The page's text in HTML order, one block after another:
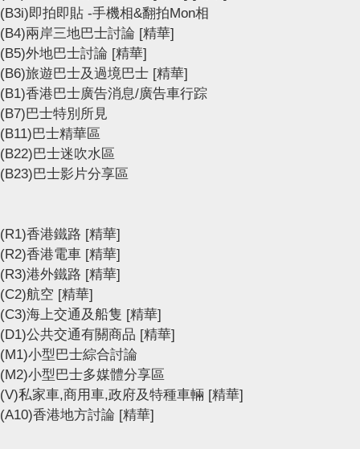
(B3i)即拍即貼 -手機相&翻拍Mon相
(B4)兩岸三地巴士討論 [精華]
(B5)外地巴士討論 [精華]
(B6)旅遊巴士及過境巴士 [精華]
(B1)香港巴士廣告消息/廣告車行踪
(B7)巴士特別所見
(B11)巴士精華區
(B22)巴士迷吹水區
(B23)巴士影片分享區
(R1)香港鐵路 [精華]
(R2)香港電車 [精華]
(R3)港外鐵路 [精華]
(C2)航空 [精華]
(C3)海上交通及船隻 [精華]
(D1)公共交通有關商品 [精華]
(M1)小型巴士綜合討論
(M2)小型巴士多媒體分享區
(V)私家車,商用車,政府及特種車輛 [精華]
(A10)香港地方討論 [精華]